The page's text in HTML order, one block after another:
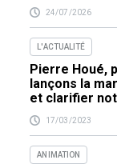
24/07/2026
L'ACTUALITÉ
Pierre Houé,
lançons la
et clarifier
17/03/2023
ANIMATION